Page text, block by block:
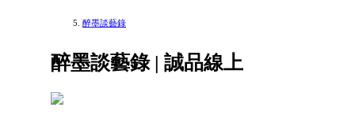
醉墨談藝錄
醉墨談藝錄 | 誠品線上